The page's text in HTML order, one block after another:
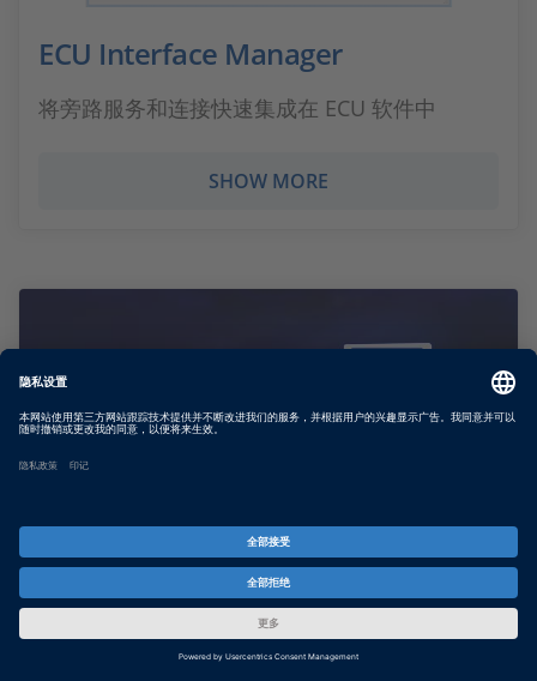
ECU Interface Manager
将旁路服务和连接快速集成在 ECU 软件中
SHOW MORE
Calibration API Package
用于云环境中 ECU 校准的应用程序编程接口